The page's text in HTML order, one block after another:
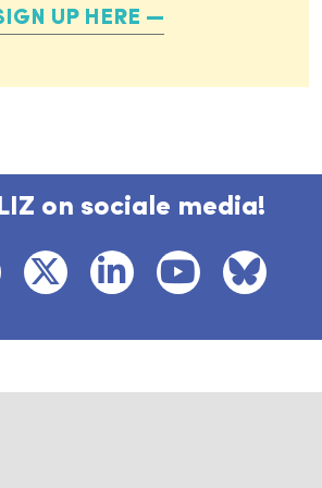
UP HERE
on sociale media!